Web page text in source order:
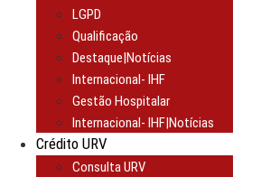
LGPD
Qualificação
Destaque|Notícias
Internacional- IHF
Gestão Hospitalar
Internacional- IHF|Notícias
Crédito URV
Consulta URV